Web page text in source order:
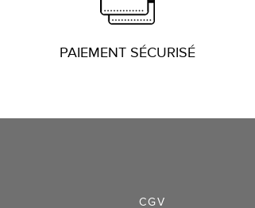
PAIEMENT SÉCURISÉ
CGV